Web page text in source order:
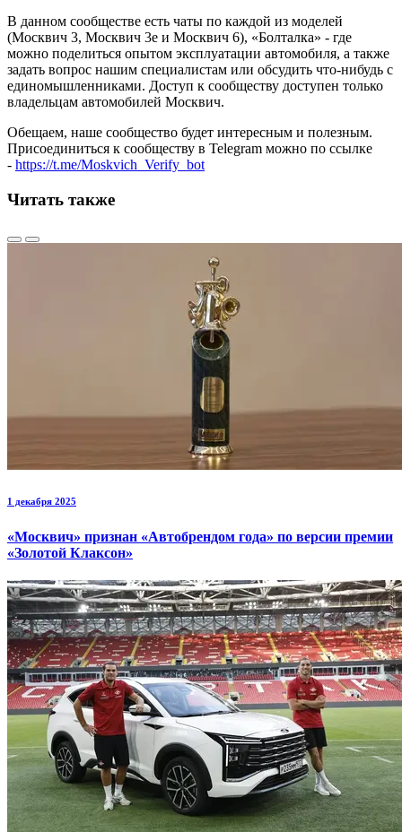
В данном сообществе есть чаты по каждой из моделей
(Москвич 3, Москвич 3е и Москвич 6), «Болталка» - где
можно поделиться опытом эксплуатации автомобиля, а также
задать вопрос нашим специалистам или обсудить что-нибудь с
единомышленниками. Доступ к сообществу доступен только
владельцам автомобилей Москвич.
Обещаем, наше сообщество будет интересным и полезным.
Присоединиться к сообществу в Telegram можно по ссылке
- https://t.me/Moskvich_Verify_bot
Читать также
1 декабря 2025
«Москвич» признан «Автобрендом года» по версии премии
«Золотой Клаксон»